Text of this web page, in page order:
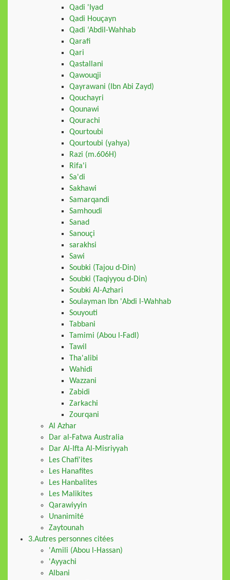
Qadi 'Iyad
Qadi Houçayn
Qadi ‘Abdil-Wahhab
Qarafi
Qari
Qastallani
Qawouqji
Qayrawani (Ibn Abi Zayd)
Qouchayri
Qounawi
Qourachi
Qourtoubi
Qourtoubi (yahya)
Razi (m.606H)
Rifa'i
Sa'di
Sakhawi
Samarqandi
Samhoudi
Sanad
Sanouçi
sarakhsi
Sawi
Soubki (Tajou d-Din)
Soubki (Taqiyyou d-Din)
Soubki Al-Azhari
Soulayman Ibn 'Abdi l-Wahhab
Souyouti
Tabbani
Tamimi (Abou l-Fadl)
Tawil
Tha'alibi
Wahidi
Wazzani
Zabidi
Zarkachi
Zourqani
Al Azhar
Dar al-Fatwa Australia
Dar Al-Ifta Al-Misriyyah
Les Chafi'ites
Les Hanafites
Les Hanbalites
Les Malikites
Qarawiyyin
Unanimité
Zaytounah
3.Autres personnes citées
'Amili (Abou l-Hassan)
'Ayyachi
Albani